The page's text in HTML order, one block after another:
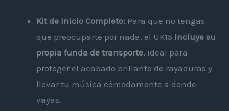
Kit de Inicio Completo: Para que no tengas
que preocuparte por nada, el UK15 incluye su
propia funda de transporte, ideal para
proteger el acabado brillante de rayaduras y
llevar tu música cómodamente a donde
vayas.